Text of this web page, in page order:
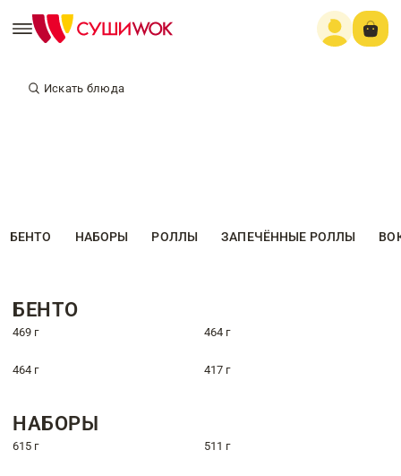
Искать блюда
БЕНТО НАБОРЫ РОЛЛЫ ЗАПЕЧЁННЫЕ РОЛЛЫ
БЕНТО
469 г 464 г
464 г 417 г
НАБОРЫ
615 г 511 г